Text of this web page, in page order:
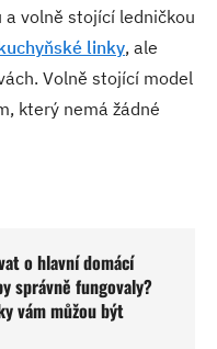
volně stojící ledničkou
linky, ale
Volně stojící model
který nemá žádné
o hlavní domácí
správně fungovaly?
vám můžou být